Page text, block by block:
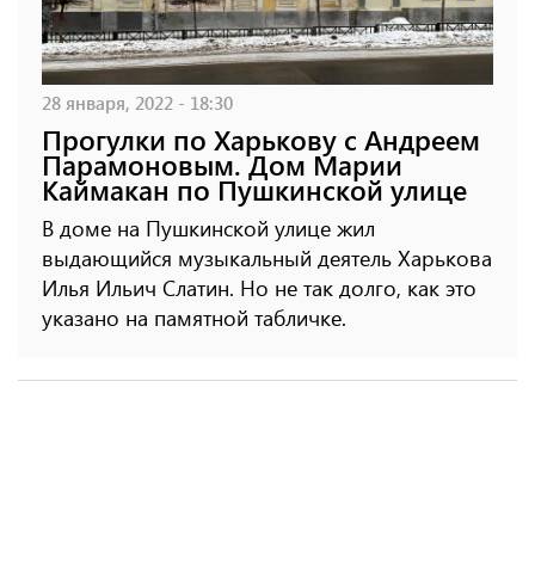
28 января, 2022 - 18:30
Прогулки по Харькову с Андреем
Парамоновым. Дом Марии
Каймакан по Пушкинской улице
В доме на Пушкинской улице жил
выдающийся музыкальный деятель Харькова
Илья Ильич Слатин. Но не так долго, как это
указано на памятной табличке.